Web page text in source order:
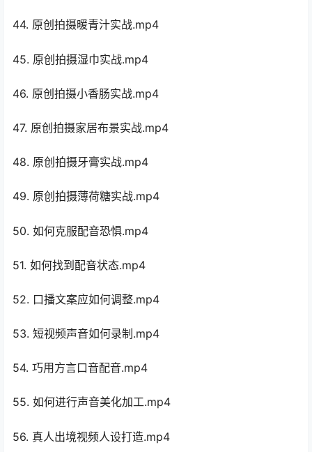
44. 原创拍摄暖青汁实战.mp4
45. 原创拍摄湿巾实战.mp4
46. 原创拍摄小香肠实战.mp4
47. 原创拍摄家居布景实战.mp4
48. 原创拍摄牙膏实战.mp4
49. 原创拍摄薄荷糖实战.mp4
50. 如何克服配音恐惧.mp4
51. 如何找到配音状态.mp4
52. 口播文案应如何调整.mp4
53. 短视频声音如何录制.mp4
54. 巧用方言口音配音.mp4
55. 如何进行声音美化加工.mp4
56. 真人出境视频人设打造.mp4